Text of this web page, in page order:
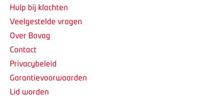
Hulp bij klachten
Veelgestelde vragen
Over Bovag
Contact
Privacybeleid
Garantievoorwaarden
Lid worden